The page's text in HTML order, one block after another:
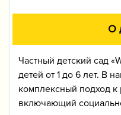
О
Частный детский сад
детей от 1 до 6 лет. В
комплексный подход к
включающий